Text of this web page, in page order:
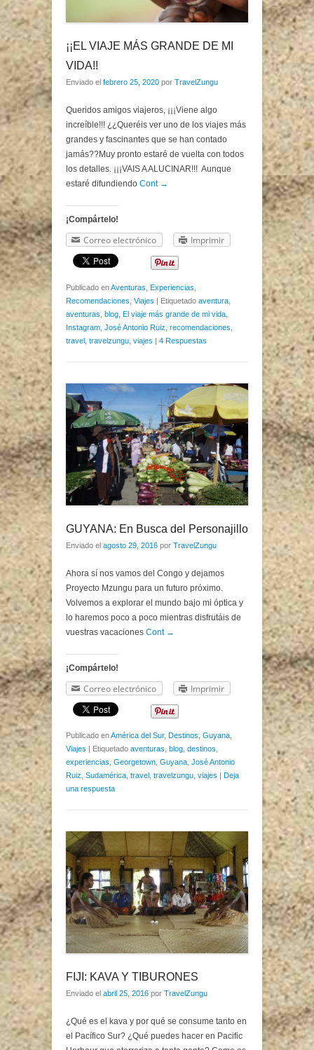
¡¡EL VIAJE MÁS GRANDE DE MI
VIDA!!
Enviado el febrero 25, 2020 por TravelZungu
Queridos amigos viajeros, ¡¡¡Viene algo
increíble!!! ¿¿Queréis ver uno de los viajes más
grandes y fascinantes que se han contado
jamás??Muy pronto estaré de vuelta con todos
los detalles. ¡¡¡VAIS A ALUCINAR!!! Aunque
estaré difundiendo Cont →
¡Compártelo!
Correo electrónico Imprimir
Publicado enAventuras Experiencias
Recomendaciones Viajes | Etiquetado aventura
aventuras blog El viaje más grande de mi vida
Instagram José Antonio Ruiz recomendaciones
travel travelzungu viajes | 4 Respuestas
GUYANA: En Busca del Personajillo
Enviado el agosto 29, 2016 por TravelZungu
Ahora sí nos vamos del Congo y dejamos
Proyecto Mzungu para un futuro próximo.
Volvemos a explorar el mundo bajo mi óptica y
lo haremos poco a poco mientras disfrutáis de
vuestras vacaciones Cont →
¡Compártelo!
Correo electrónico Imprimir
Publicado enAmérica del Sur, Destinos Guyana
Viajes
Etiquetado aventuras blog destinos
experiencias Georgetown Guyana José Antonio
Ruiz Sudamérica travel travelzungu viajes
Deja
una respuesta
FIJI: KAVA Y TIBURONES
Enviado el abril 25, 2016 por TravelZungu
¿Qué es el kava y por qué se consume tanto en
el Pacífico Sur? ¿Qué puedes hacer en Pacific